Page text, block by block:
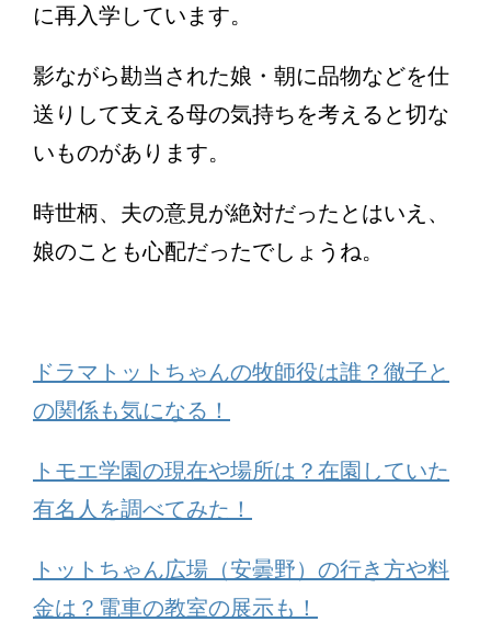
に再入学しています。
影ながら勘当された娘・朝に品物などを仕
送りして支える母の気持ちを考えると切な
いものがあります。
時世柄、夫の意見が絶対だったとはいえ、
娘のことも心配だったでしょうね。
ドラマトットちゃんの牧師役は誰？徹子と
の関係も気になる！
トモエ学園の現在や場所は？在園していた
有名人を調べてみた！
トットちゃん広場（安曇野）の行き方や料
金は？電車の教室の展示も！